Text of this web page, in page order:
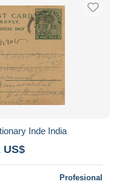
Inde India
US$
Profesional